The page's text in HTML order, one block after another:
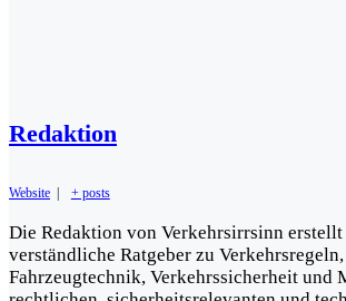
Redaktion
Website | + posts
Die Redaktion von Verkehrsirrsinn
verständliche Ratgeber zu
Fahrzeugtechnik, Verkehrssicherheit und